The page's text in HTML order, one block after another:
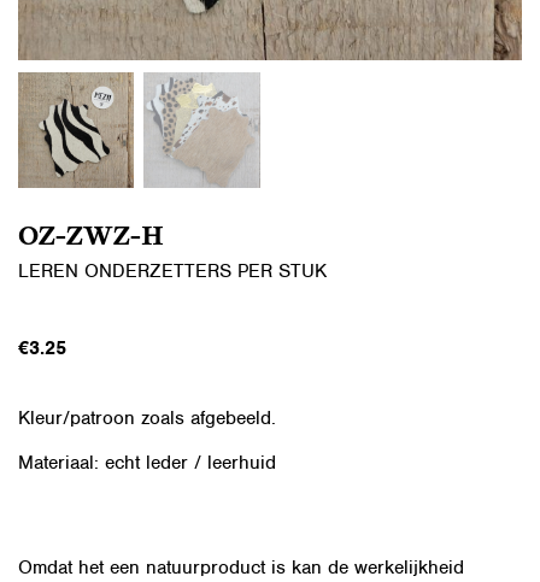
OZ-ZWZ-H
LEREN ONDERZETTERS PER STUK
€3.25
Kleur/patroon zoals afgebeeld.
Materiaal: echt leder / leerhuid
Omdat het een natuurproduct is kan de werkelijkheid